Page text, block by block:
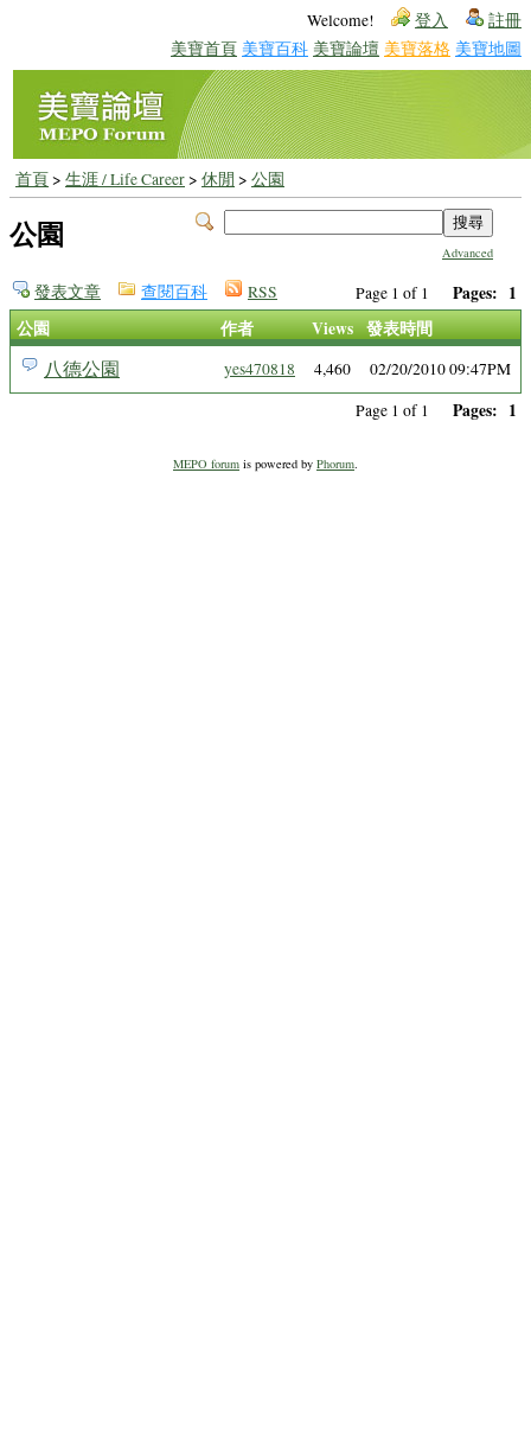
Welcome! 登入 註冊
美寶首頁 美寶百科 美寶論壇 美寶落格 美寶地圖
首頁> 生涯 / Life Career> 休閒 > 公園
Advanced
公園
Page 1 of 1 Pages: 1
發表文章 查閱百科 RSS
公園 作者 Views 發表時間
八德公園 yes470818 4,460
02/20/2010 09:47PM
Page 1 of 1 Pages: 1
MEPO forum is powered by Phorum.